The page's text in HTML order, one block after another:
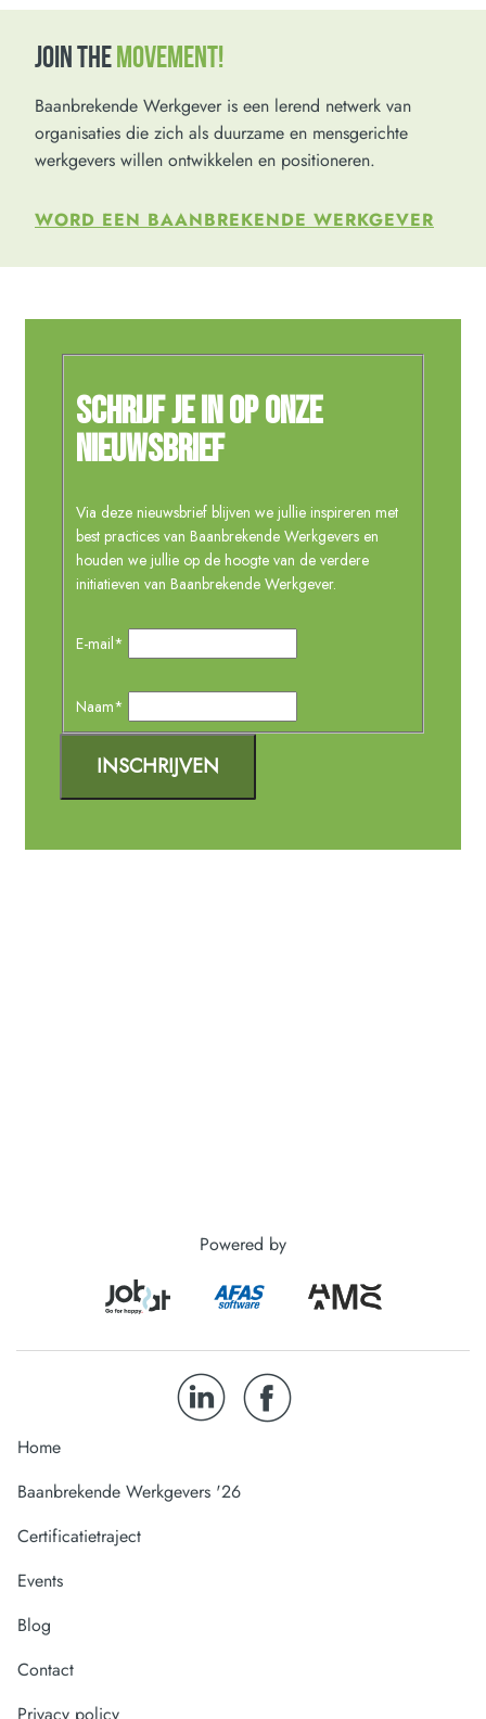
JOIN THEMOVEMENT!
Baanbrekende Werkgever is een lerend netwerk van
organisaties die zich als duurzame en mensgerichte
werkgevers willen ontwikkelen en positioneren.
WORD EEN BAANBREKENDE WERKGEVER
Powered by
Home
Baanbrekende Werkgevers '26
Certificatietraject
Events
Blog
Contact